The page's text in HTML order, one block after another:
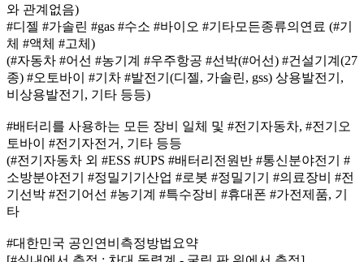
와 관계없음)
#디젤 #가솔린 #gas #수소 #바이오 #기타모든종류의연료 (#기
체 #액체 #고체)
(#자동차 #어선 #농기계 #우주항공 #선박(#어선) #건설기계(27
종) #오토바이 #기차 #발전기(디젤, 가솔린, gss) 상용발전기,
비상용발전기, 기타 등등)
#배터리를 사용하는 모든 장비 일체 및 #전기자동차, #전기오
토바이 #전기자전거, 기타 등등
(#전기자동차 외 #ESS #UPS #배터리전원반 #통신분야전기 #
소방분야전기 #정밀기기산업 #로봇 #정밀기기 #의료장비 #전
기선박 #전기어선 #농기계 #특수장비 #휴대폰 #가전제품, 기
타
#대한민국 공인연비측정방법요약